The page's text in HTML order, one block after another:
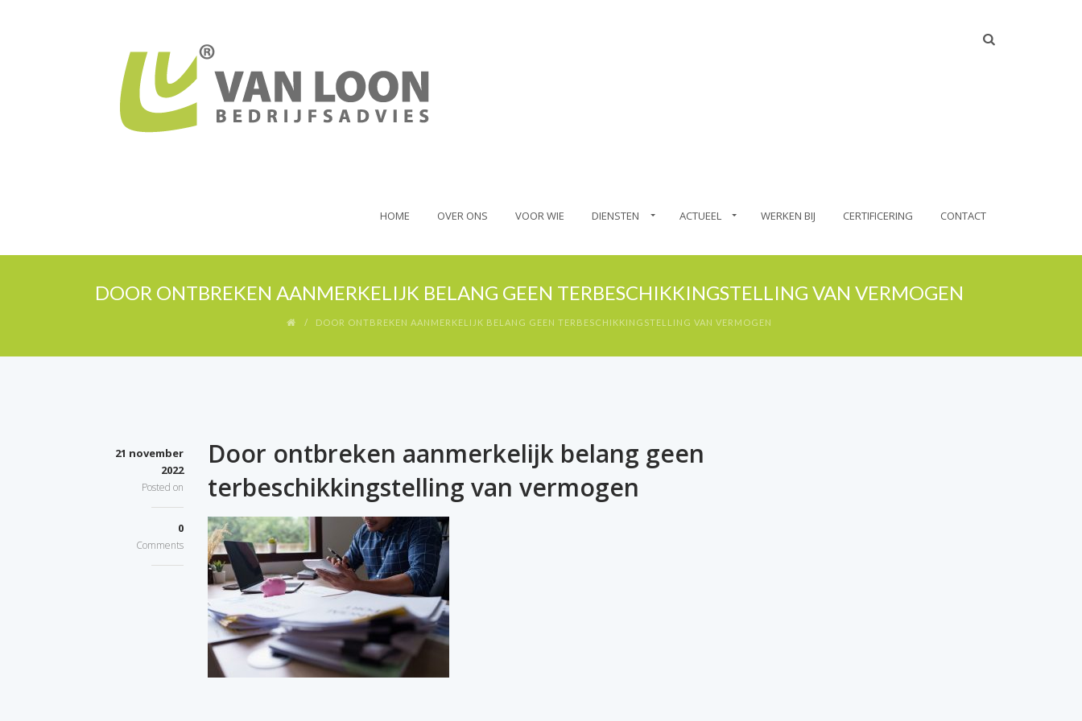
HOME OVER ONS VOOR WIE DIENSTEN ACTUEEL WERKEN BIJ CERTIFICERING CONTACT
DOOR ONTBREKEN AANMERKELIJK BELANG GEEN TERBESCHIKKINGSTELLING VAN VERMOGEN
DOOR ONTBREKEN AANMERKELIJK BELANG GEEN TERBESCHIKKINGSTELLING VAN VERMOGEN
21 november
2022
Posted on
0
Comments
Door ontbreken aanmerkelijk belang geen
terbeschikkingstelling van vermogen